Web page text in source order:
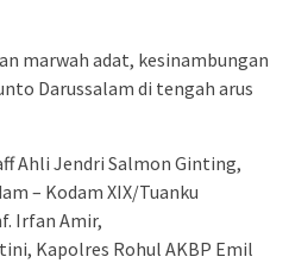
marwah adat, kesinambungan
Darussalam di tengah arus
Ahli Jendri Salmon Ginting,
– Kodam XIX/Tuanku
Irfan Amir,
Kapolres Rohul AKBP Emil